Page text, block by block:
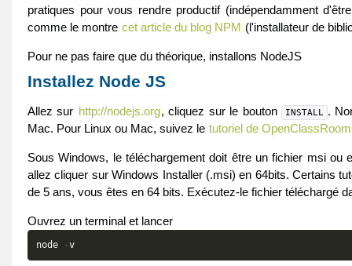
pratiques pour vous rendre productif (indépendamment
comme le montre cet article du blog NPM (l'installateur de
Pour ne pas faire que du théorique, installons NodeJS
Installez Node JS
Allez sur http://nodejs.org, cliquez sur le bouton INSTALL .
Mac. Pour Linux ou Mac, suivez le tutoriel de
Sous Windows, le téléchargement doit être un fichier msi
allez cliquer sur Windows Installer (.msi) en 64bits. Certains
de 5 ans, vous êtes en 64 bits. Exécutez-le fichier téléchargé
Ouvrez un terminal et lancer
node -v